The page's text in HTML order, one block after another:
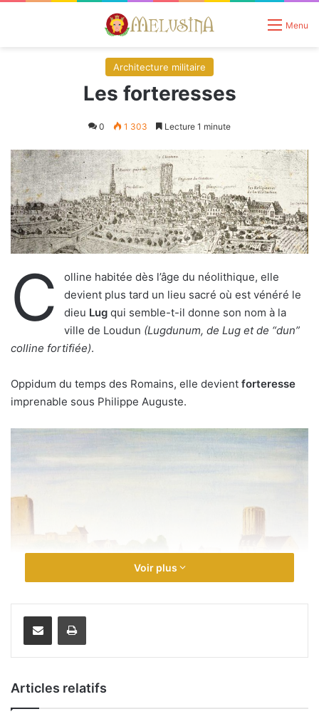
Menu
Architecture militaire
Les forteresses
0 1 303 Lecture 1 minute
C
olline habitée dès l’âge du néolithique, elle
devient plus tard un lieu sacré où est vénéré le
dieu Lug qui semble-t-il donne son nom à la
ville de Loudun (Lugdunum, de Lug et de “dun”
colline fortifiée).
Oppidum du temps des Romains, elle devient forteresse
imprenable sous Philippe Auguste.
Cette enceinte fortifiée construite au XIIIème siècle fut
percée de 4 portes :
à l’Est la Porte St-Jean et la Porte Notre-Dame,
Voir plus
Articles relatifs